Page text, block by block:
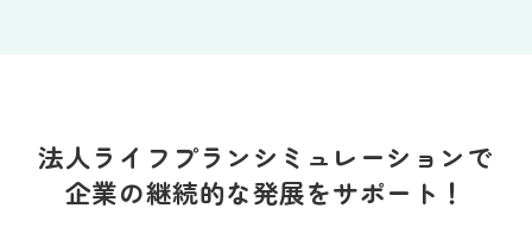
法人ライフプランシミュレーションで
企業の継続的な発展をサポート！